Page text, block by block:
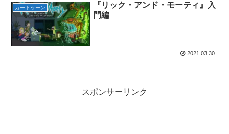
カートゥーン
『リック・アンド・モーティ』入
門編
2021.03.30
スポンサーリンク